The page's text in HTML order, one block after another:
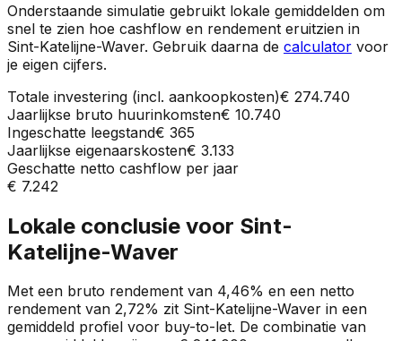
Onderstaande simulatie gebruikt lokale gemiddelden om
snel te zien hoe cashflow en rendement eruitzien in
Sint-Katelijne-Waver. Gebruik daarna de calculator voor
je eigen cijfers.
Totale investering (incl. aankoopkosten)€ 274.740
Jaarlijkse bruto huurinkomsten€ 10.740
Ingeschatte leegstand€ 365
Jaarlijkse eigenaarskosten€ 3.133
Geschatte netto cashflow per jaar
€ 7.242
Lokale conclusie voor Sint-
Katelijne-Waver
Met een bruto rendement van 4,46% en een netto
rendement van 2,72% zit Sint-Katelijne-Waver in een
gemiddeld profiel voor buy-to-let. De combinatie van